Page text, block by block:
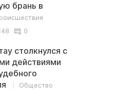
брань в
0
столкнулся с
действиями
Общество